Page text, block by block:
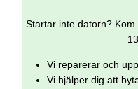
Startar inte datorn?
Vi reparerar och
Vi hjälper dig att